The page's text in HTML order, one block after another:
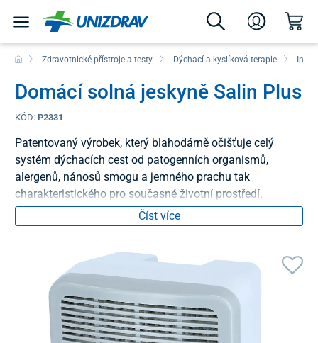
Zdravotnické přístroje a testy Dýchací a kyslíková terapie
Domácí solná jeskyně Salin Plus
KÓD: P2331
Patentovaný výrobek, který blahodárně očišťuje celý
systém dýchacích cest od patogenních organismů,
alergenů, nánosů smogu a jemného prachu tak
charakteristického pro současné životní prostředí.
Číst více